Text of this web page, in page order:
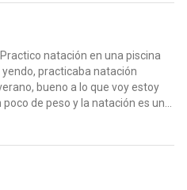
natación en una piscina
practicaba natación
bueno a lo que voy estoy
de peso y la natación es un...